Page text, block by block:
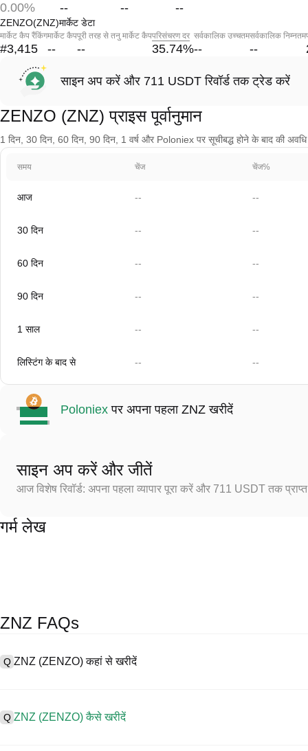
0.00% -- -- --
ZENZO(ZNZ)मार्केट डेटा
मार्केट कैप रैंकिंग
#3,415
मार्केट कैप
--
पूरी तरह से तनु मार्केट कैप
--
परिसंचरण दर
35.74%
सर्वकालिक उच्चतम
--
सर्वकालिक निम्नतम
--
साइन अप करें और 711 USDT रिवॉर्ड तक ट्रेड करें
ZENZO (ZNZ) प्राइस पूर्वानुमान
1 दिन, 30 दिन, 60 दिन, 90 दिन, 1 वर्ष और Poloniex पर सूचीबद्ध होने के बाद की
समय चेंज चेंज%
आज -- --
30 दिन -- --
60 दिन -- --
90 दिन -- --
1 साल -- --
लिस्टिंग के बाद से -- --
Poloniex पर अपना पहला ZNZ खरीदें
साइन अप करें और जीतें
आज विशेष रिवॉर्ड: अपना पहला व्यापार पूरा करें और 711 USDT तक
गर्म लेख
ZNZ FAQs
Q ZNZ (ZENZO) कहां से खरीदें
को सरल बनाने के लिए विभिन्न प्रकार के व्यापारिक उपकरण प्रदान करते हैं। उदाहरण
प्रतिस्पर्धी व्यापार शुल्क प्रदान करता है।
Q ZNZ (ZENZO) कैसे खरीदें